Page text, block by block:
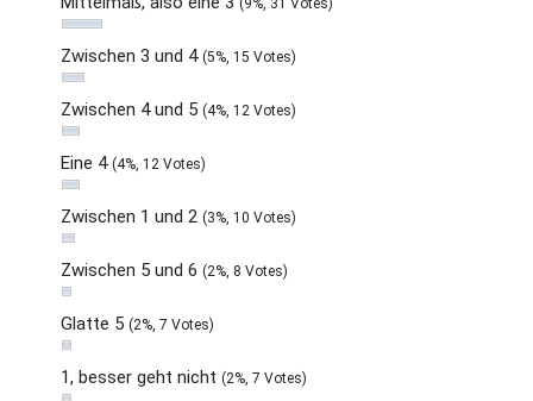
Zwischen 3 und 4 (5%, 15 Votes)
Zwischen 4 und 5 (4%, 12 Votes)
Eine 4 (4%, 12 Votes)
Zwischen 1 und 2 (3%, 10 Votes)
Zwischen 5 und 6 (2%, 8 Votes)
Glatte 5 (2%, 7 Votes)
1, besser geht nicht (2%, 7 Votes)